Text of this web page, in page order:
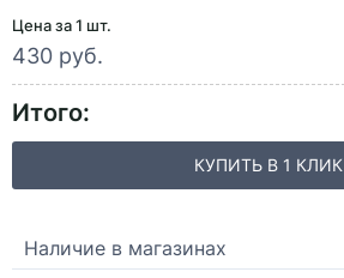
Цена за 1 шт.
430 руб.
Итого:
КУПИТЬ В 1 КЛИК
Наличие в магазинах